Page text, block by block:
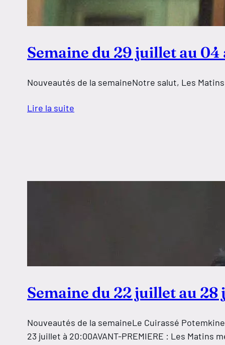
Semaine du 29 juillet au 04
Nouveautés de la semaineNotre salut, Les
Lire la suite
Semaine du 22 juillet au
Nouveautés de la semaineLe Cuirassé
23 juillet à 20:00AVANT-PREMIERE : Les Matins